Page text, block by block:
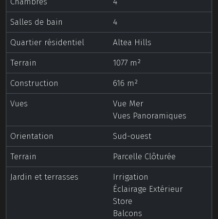
Salles de bain
4
Quartier résidentiel
Altea Hills
Terrain
1077 m²
Construction
616 m²
Vues
Vue Mer
Vues Panoramiques
Orientation
Sud-ouest
Terrain
Parcelle Clôturée
Jardin et terrasses
Irrigation
Éclairage Extérieur
Store
Balcons